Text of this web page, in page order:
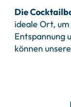
Die
ideale Ort,
Entspannung
können unsere